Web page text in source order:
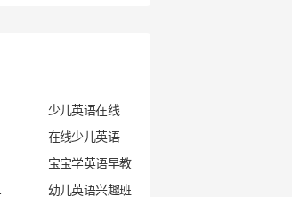
少儿英语在线
在线少儿英语
宝宝学英语早教
幼儿英语兴趣班